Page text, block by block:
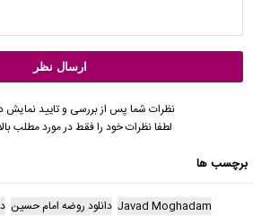
نظرات شما پس از بررسی و تایید نمایش
لطفا نظرات خود را فقط در مورد مطلب
برچسب ها
Javad Moghadam دانلود روضه امام حسین